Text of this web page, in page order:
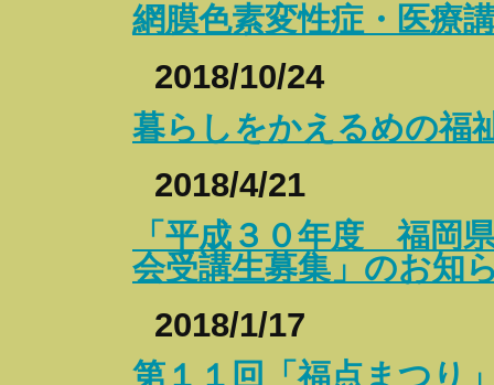
網膜色素変性症・医療
2018/10/24
暮らしをかえるめの福
2018/4/21
「平成３０年度 福岡
会受講生募集」のお知
2018/1/17
第１１回「福点まつり